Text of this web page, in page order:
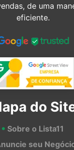
de uma
eficiente.
do
Sobre o Lista11
seu